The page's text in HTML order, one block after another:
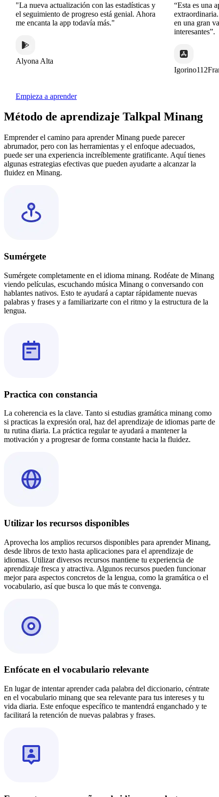
"La nueva actualización con las estadísticas y
el seguimiento de progreso está genial. Ahora
me encanta la app todavía más."
Alyona Alta
“Esta es una
extraordinaria.
en una gran
interesantes”.
Empieza a aprender
Método de aprendizaje Talkpal Minang
Emprender el camino para aprender Minang puede parecer
abrumador, pero con las herramientas y el enfoque adecuados,
puede ser una experiencia increíblemente gratificante. Aquí tienes
algunas estrategias efectivas que pueden ayudarte a alcanzar la
fluidez en Minang.
Sumérgete
Sumérgete completamente en el idioma minang. Rodéate de Minang
viendo películas, escuchando música Minang o conversando con
hablantes nativos. Esto te ayudará a captar rápidamente nuevas
palabras y frases y a familiarizarte con el ritmo y la estructura de la
lengua.
Practica con constancia
La coherencia es la clave. Tanto si estudias gramática minang como
si practicas la expresión oral, haz del aprendizaje de idiomas parte de
tu rutina diaria. La práctica regular te ayudará a mantener la
motivación y a progresar de forma constante hacia la fluidez.
Utilizar los recursos disponibles
Aprovecha los amplios recursos disponibles para aprender Minang,
desde libros de texto hasta aplicaciones para el aprendizaje de
idiomas. Utilizar diversos recursos mantiene tu experiencia de
aprendizaje fresca y atractiva. Algunos recursos pueden funcionar
mejor para aspectos concretos de la lengua, como la gramática o el
vocabulario, así que busca lo que más te convenga.
Enfócate en el vocabulario relevante
En lugar de intentar aprender cada palabra del diccionario, céntrate
en el vocabulario minang que sea relevante para tus intereses y tu
vida diaria. Este enfoque específico te mantendrá enganchado y te
facilitará la retención de nuevas palabras y frases.